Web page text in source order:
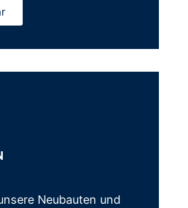
Neubauten und